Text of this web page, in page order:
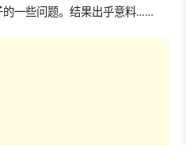
一些问题。结果出乎意料……